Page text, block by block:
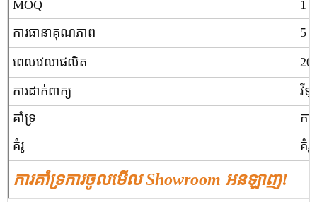
MOQ
1
ការធានា​គុណភាព
5 ឆ្
ពេលវេលាផលិត 20-
ការដាក់ពាក្យ
វីឡ
គាំទ្រ
កា
គំរូ
គំ
ការគាំទ្រការចូលមើល Showroom អនឡាញ!